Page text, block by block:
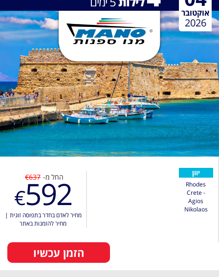
אוקטובר
2026
יוון
Rhodes
Crete -
Agios
Nikolaos
החל מ- €637
€592
מחיר לאדם בחדר בתפוסה זוגית |
מחיר להזמנות באתר
הזמן עכשיו